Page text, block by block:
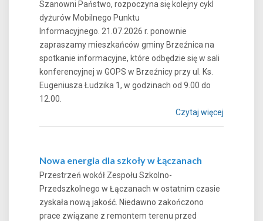
Szanowni Państwo, rozpoczyna się kolejny cykl
dyżurów Mobilnego Punktu
Informacyjnego. 21.07.2026 r. ponownie
zapraszamy mieszkańców gminy Brzeźnica na
spotkanie informacyjne, które odbędzie się w sali
konferencyjnej w GOPS w Brzeźnicy przy ul. Ks.
Eugeniusza Łudzika 1, w godzinach od 9.00 do
12.00.
Czytaj więcej
Nowa energia dla szkoły w Łączanach
Przestrzeń wokół Zespołu Szkolno-
Przedszkolnego w Łączanach w ostatnim czasie
zyskała nową jakość. Niedawno zakończono
prace związane z remontem terenu przed